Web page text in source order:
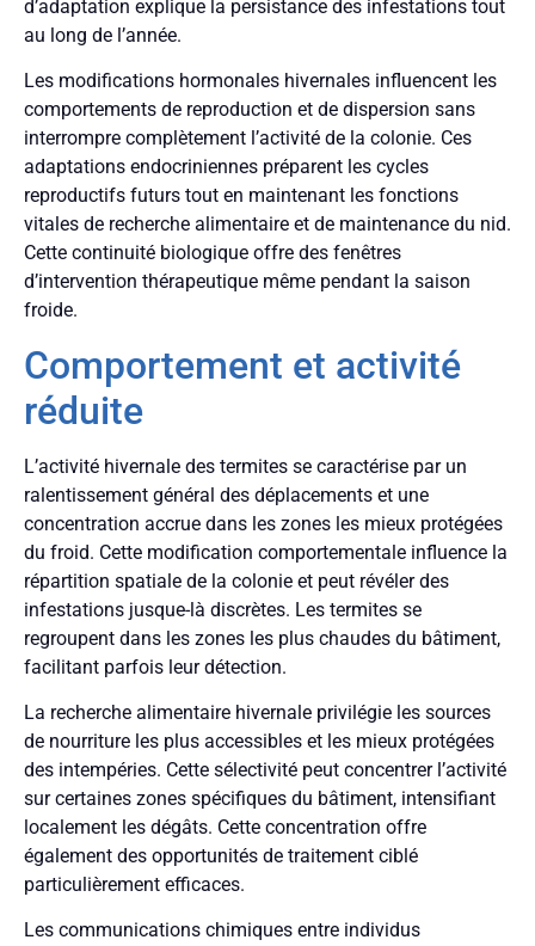
d’adaptation explique la persistance des infestations tout
au long de l’année.
Les modifications hormonales hivernales influencent les
comportements de reproduction et de dispersion sans
interrompre complètement l’activité de la colonie. Ces
adaptations endocriniennes préparent les cycles
reproductifs futurs tout en maintenant les fonctions
vitales de recherche alimentaire et de maintenance du nid.
Cette continuité biologique offre des fenêtres
d’intervention thérapeutique même pendant la saison
froide.
Comportement et activité
réduite
L’activité hivernale des termites se caractérise par un
ralentissement général des déplacements et une
concentration accrue dans les zones les mieux protégées
du froid. Cette modification comportementale influence la
répartition spatiale de la colonie et peut révéler des
infestations jusque-là discrètes. Les termites se
regroupent dans les zones les plus chaudes du bâtiment,
facilitant parfois leur détection.
La recherche alimentaire hivernale privilégie les sources
de nourriture les plus accessibles et les mieux protégées
des intempéries. Cette sélectivité peut concentrer l’activité
sur certaines zones spécifiques du bâtiment, intensifiant
localement les dégâts. Cette concentration offre
également des opportunités de traitement ciblé
particulièrement efficaces.
Les communications chimiques entre individus